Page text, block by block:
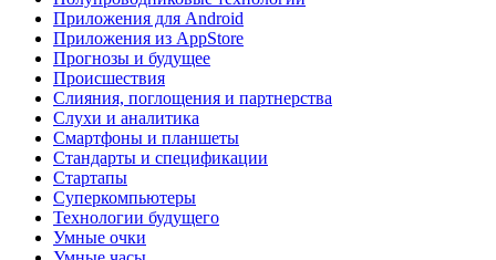
Приложения для Android
Приложения из AppStore
Прогнозы и будущее
Происшествия
Слияния, поглощения и партнерства
Слухи и аналитика
Смартфоны и планшеты
Стандарты и спецификации
Стартапы
Суперкомпьютеры
Технологии будущего
Умные очки